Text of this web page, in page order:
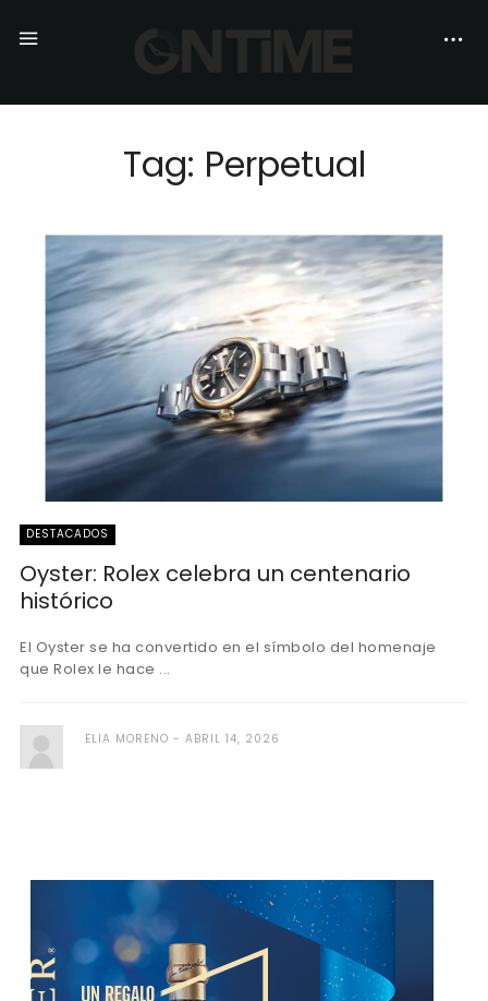
Tag: Perpetual
DESTACADOS
Oyster: Rolex celebra un centenario
histórico
El Oyster se ha convertido en el símbolo del homenaje
que Rolex le hace ...
ELIA MORENO ABRIL 14, 2026